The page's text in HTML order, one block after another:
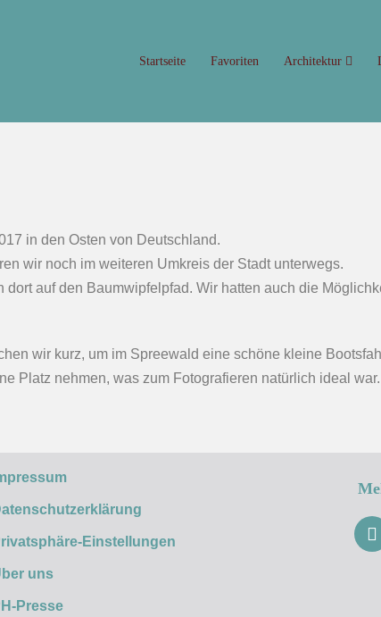
Startseite Favoriten Architektur
in den Osten von Deutschland.
wir noch im weiteren Umkreis der Stadt unterwegs.
auf den Baumwipfelpfad. Wir hatten auch die
wir kurz, um im Spreewald eine schöne kleine
Platz nehmen, was zum Fotografieren natürlich ideal war.
Einstellungen
uns
Presse